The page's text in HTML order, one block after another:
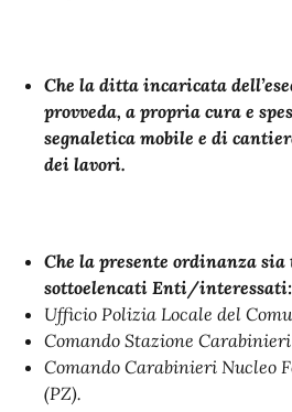
Che la ditta incaricata
provveda, a propria cura e
segnaletica mobile e di
dei lavori.
Che la presente ordinanza sia
sottoelencati Enti/interessati:
Ufficio Polizia Locale del
Comando Stazione
Comando Carabinieri Nucleo
(PZ).